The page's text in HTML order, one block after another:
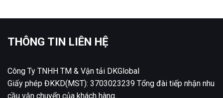
THÔNG TIN LIÊN HỆ
Công Ty TNHH TM & Vận tải DKGlobal
Giấy phép ĐKKD(MST): 3703023239 Tổng đài tiếp nhận nhu
cầu vận chuyển của khách hàng.